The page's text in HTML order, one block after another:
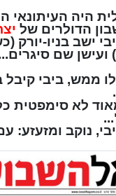
היה העיתונאי
הדולרים של
ישב בניו-יורק
ועישן שם
ממש, ביבי קיבל
לא סימפטית
נוקב ומזעזע: